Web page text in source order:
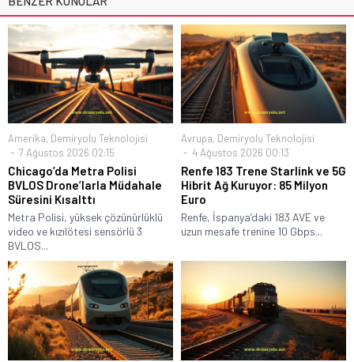
Amerika, Demiryolu Teknolojisi
7 Ağustos 2026 02:15
Chicago’da Metra Polisi
BVLOS Drone’larla Müdahale
Süresini Kısalttı
Metra Polisi, yüksek çözünürlüklü
video ve kızılötesi sensörlü 3
BVLOS...
Avrupa, Demiryolu Teknolojisi
4 Ağustos 2026 00:13
Renfe 183 Trene Starlink ve 5G
Hibrit Ağ Kuruyor: 85 Milyon
Euro
Renfe, İspanya’daki 183 AVE ve
uzun mesafe trenine 10 Gbps...